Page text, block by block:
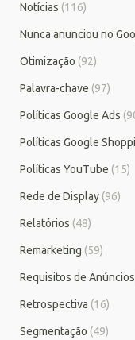
Notícias (116)
Nunca anunciou no
Otimização (92)
Palavra-chave (97)
Políticas Google Ads
Políticas Google
Políticas YouTube (15)
Rede de Display (96)
Relatórios (48)
Remarketing (59)
Requisitos de Anúncios
Retrospectiva (16)
Segmentação (49)